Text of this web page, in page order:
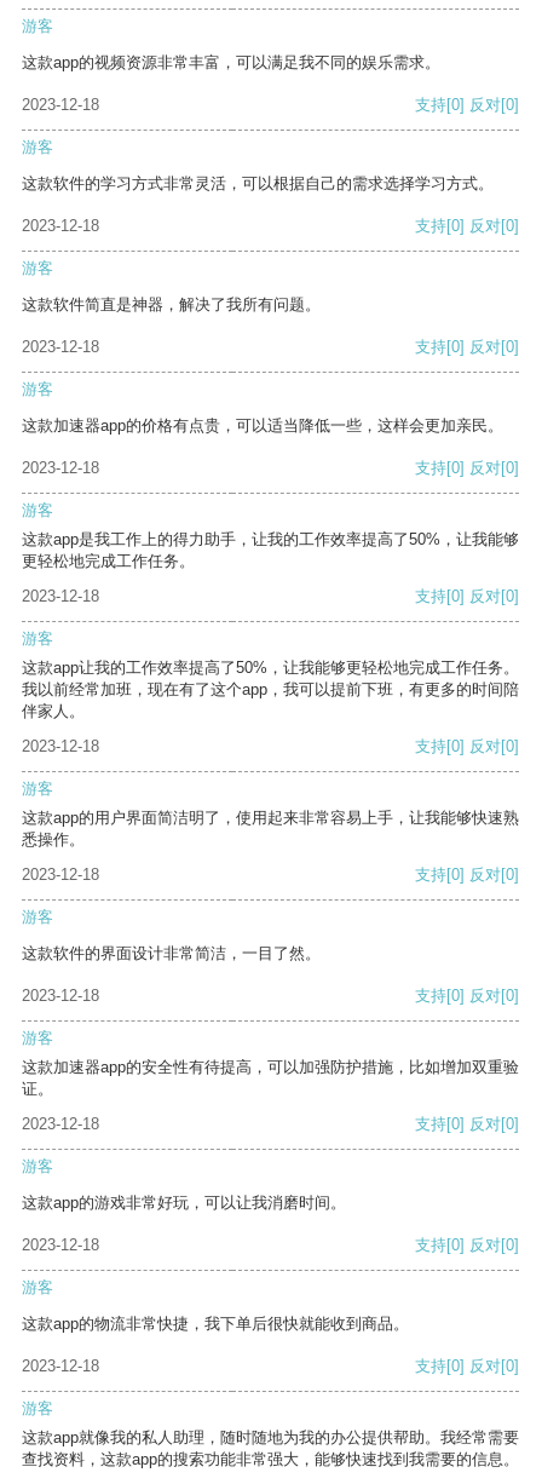
游客
这款app的视频资源非常丰富，可以满足我不同的娱乐需求。
2023-12-18 支持[0] 反对[0]
游客
这款软件的学习方式非常灵活，可以根据自己的需求选择学习方式。
2023-12-18 支持[0] 反对[0]
游客
这款软件简直是神器，解决了我所有问题。
2023-12-18 支持[0] 反对[0]
游客
这款加速器app的价格有点贵，可以适当降低一些，这样会更加亲民。
2023-12-18 支持[0] 反对[0]
游客
这款app是我工作上的得力助手，让我的工作效率提高了50%，让我能够
更轻松地完成工作任务。
2023-12-18
支持[0] 反对[0]
游客
这款app让我的工作效率提高了50%，让我能够更轻松地完成工作任务。
我以前经常加班，现在有了这个app，我可以提前下班，有更多的时间陪
伴家人。
2023-12-18
支持[0] 反对[0]
游客
这款app的用户界面简洁明了，使用起来非常容易上手，让我能够快速熟
悉操作。
2023-12-18
支持[0] 反对[0]
游客
这款软件的界面设计非常简洁，一目了然。
2023-12-18 支持[0] 反对[0]
游客
这款加速器app的安全性有待提高，可以加强防护措施，比如增加双重验
证。
2023-12-18
支持[0] 反对[0]
游客
这款app的游戏非常好玩，可以让我消磨时间。
2023-12-18 支持[0] 反对[0]
游客
这款app的物流非常快捷，我下单后很快就能收到商品。
2023-12-18 支持[0] 反对[0]
游客
这款app就像我的私人助理，随时随地为我的办公提供帮助。我经常需要
查找资料，这款app的搜索功能非常强大，能够快速找到我需要的信息。